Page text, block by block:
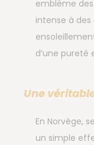
emblème
intense à
d’une pureté
Une
En Norvège,
un simple